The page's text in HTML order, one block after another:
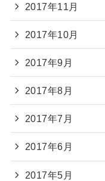
2017年11月
2017年10月
2017年9月
2017年8月
2017年7月
2017年6月
2017年5月